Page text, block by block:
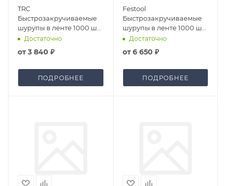
TRC
Быстрозакручиваемые
шурупы в ленте 1000 шт
DWS C
Достаточно
от3 840 ₽
ПОДРОБНЕЕ
Festool
Быстрозакручиваемые
шурупы в ленте 1000 шт
DWS C
Достаточно
от6 650 ₽
ПОДРОБНЕЕ